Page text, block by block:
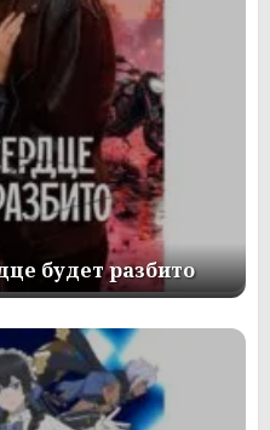
будет разбито